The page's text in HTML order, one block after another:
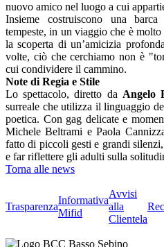
nuovo amico nel luogo a cui
Insieme costruiscono una
tempeste, in un viaggio che è
la scoperta di un’amicizia
volte, ciò che cerchiamo non è
cui condividere il cammino.
Note di Regia e Stile
Lo spettacolo, diretto da Angelo
surreale che utilizza il linguaggio
poetica. Con gag delicate e
Michele Beltrami e Paola
fatto di piccoli gesti e grandi
e far riflettere gli adulti sulla
Torna alle news
Trasparenza
Informativa
Mifid
Avvisi
alla
Clientela